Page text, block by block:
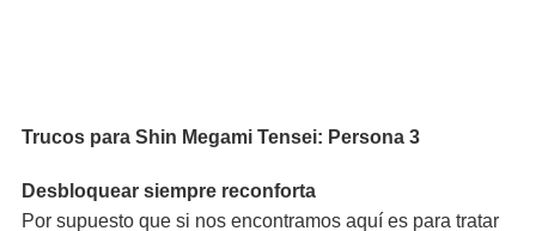
Trucos para Shin Megami Tensei: Persona 3
Desbloquear siempre reconforta
Por supuesto que si nos encontramos aquí es para tratar